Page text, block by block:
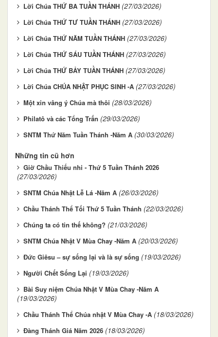
Lời Chúa THỨ BA TUẦN THÁNH (27/03/2026)
Lời Chúa THỨ TƯ TUẦN THÁNH (27/03/2026)
Lời Chúa THỨ NĂM TUẦN THÁNH (27/03/2026)
Lời Chúa THỨ SÁU TUẦN THÁNH (27/03/2026)
Lời Chúa THỨ BẢY TUẦN THÁNH (27/03/2026)
Lời Chúa CHÚA NHẬT PHỤC SINH -A (27/03/2026)
Một xin vâng ý Chúa mà thôi (28/03/2026)
Philatô và các Tổng Trấn (29/03/2026)
SNTM Thứ Năm Tuần Thánh -Năm A (30/03/2026)
Những tin cũ hơn
Giờ Chầu Thiếu nhi - Thứ 5 Tuần Thánh 2026
(27/03/2026)
SNTM Chúa Nhật Lễ Lá -Năm A (26/03/2026)
Chầu Thánh Thể Tối Thứ 5 Tuần Thánh (22/03/2026)
Chúng ta có tin thế không? (21/03/2026)
SNTM Chúa Nhật V Mùa Chay -Năm A (20/03/2026)
Đức Giêsu – sự sống lại và là sự sống (19/03/2026)
Người Chết Sống Lại (19/03/2026)
Bài Suy niệm Chúa Nhật V Mùa Chay -Năm A
(19/03/2026)
Chầu Thánh Thể Chúa nhật V Mùa Chay -A (18/03/2026)
Đàng Thánh Giá Năm 2026 (18/03/2026)